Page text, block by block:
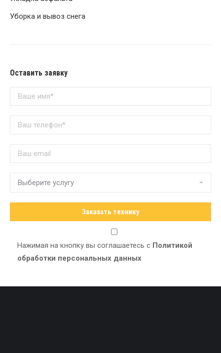
Уборка и вывоз снега
Оставить заявку
Нажимая на кнопку вы соглашаетесь с Политикой
обработки персональных данных